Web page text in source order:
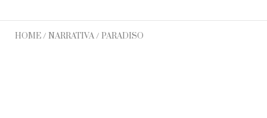
HOME/ NARRATIVA/ PARADISO